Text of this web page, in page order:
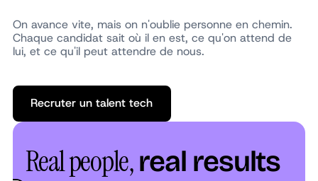
On avance vite, mais on n'oublie personne en chemin.
Chaque candidat sait où il en est, ce qu'on attend de
lui, et ce qu'il peut attendre de nous.
Recruter un talent tech
Recruter un talent tech
Real people,real results